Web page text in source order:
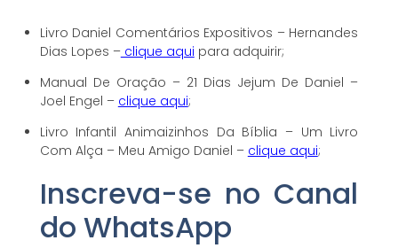
Livro Daniel Comentários Expositivos – Hernandes
Dias Lopes –clique aqui para adquirir;
Manual De Oração – 21 Dias Jejum De Daniel –
Joel Engel – clique aqui;
Livro Infantil Animaizinhos Da Bíblia – Um Livro
Com Alça – Meu Amigo Daniel – clique aqui;
Inscreva-se no Canal
do WhatsApp